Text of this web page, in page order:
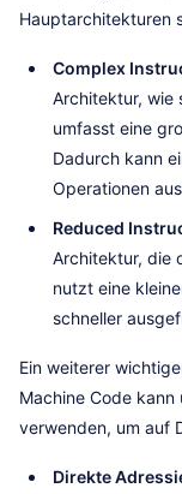
Hauptarchitekturen
Complex
Architektur, wie
umfasst eine
Dadurch kann
Operationen
Reduced
Architektur, die
nutzt eine
schneller
Ein weiterer
Machine Code
verwenden, um auf
Direkte